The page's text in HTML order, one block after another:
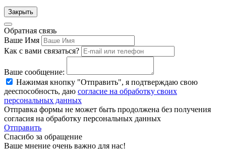
Закрыть
Обратная связь
Ваше Имя
Как с вами связаться?
Ваше сообщение:
Нажимая кнопку "Отправить", я подтверждаю свою
дееспособность, даю согласие на обработку своих
персональных данных
Отправка формы не может быть продолжена без получения
согласия на обработку персональных данных
Отправить
Спасибо за обращение
Ваше мнение очень важно для нас!